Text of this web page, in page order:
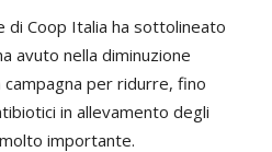
di Coop Italia ha sottolineato
avuto nella diminuzione
campagna per ridurre, fino
in allevamento degli
importante.